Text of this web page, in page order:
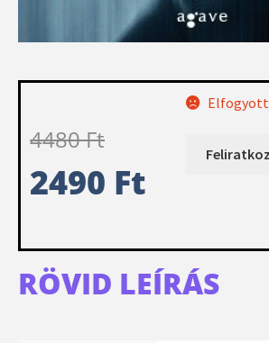
4480Ft
2490 Ft
Elfogyott
RÖVID LEÍRÁS